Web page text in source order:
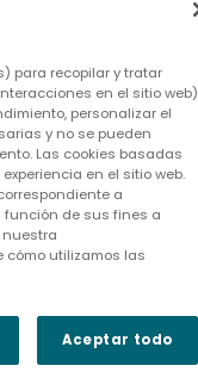
para recopilar y tratar
en el sitio web)
personalizar el
y no se pueden
Las cookies basadas
en el sitio web.
a
función de sus fines a
nuestra
cómo utilizamos las
Aceptar todo